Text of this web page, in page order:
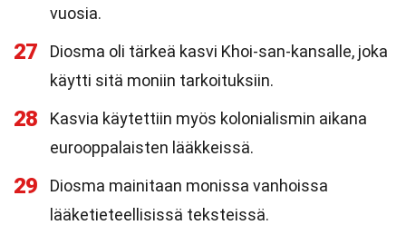
vuosia.
27
Diosma oli tärkeä kasvi Khoi-san-kansalle, joka
käytti sitä moniin tarkoituksiin.
28
Kasvia käytettiin myös kolonialismin aikana
eurooppalaisten lääkkeissä.
29
Diosma mainitaan monissa vanhoissa
lääketieteellisissä teksteissä.